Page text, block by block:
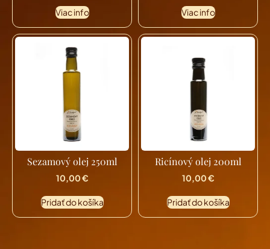
Viac info Viac info
Sezamový olej 250ml
10,00€
Pridať do košíka
Ricínový olej 200ml
10,00€
Pridať do košíka